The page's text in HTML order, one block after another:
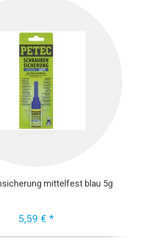
mittelfest blau 5g
5,59 € *